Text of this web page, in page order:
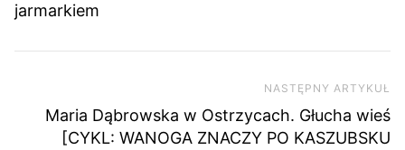
jarmarkiem
NASTĘPNY ARTYKUŁ
Maria Dąbrowska w Ostrzycach. Głucha wieś
[CYKL: WANOGA ZNACZY PO KASZUBSKU